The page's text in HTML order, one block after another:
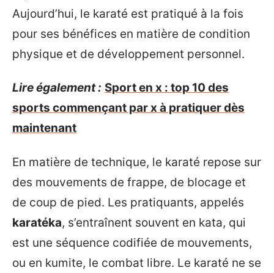
Aujourd’hui, le karaté est pratiqué à la fois
pour ses bénéfices en matière de condition
physique et de développement personnel.
Lire également : Sport en x : top 10 des
sports commençant par x à pratiquer dès
maintenant
En matière de technique, le karaté repose sur
des mouvements de frappe, de blocage et
de coup de pied. Les pratiquants, appelés
karatéka, s’entraînent souvent en kata, qui
est une séquence codifiée de mouvements,
ou en kumite, le combat libre. Le karaté ne se